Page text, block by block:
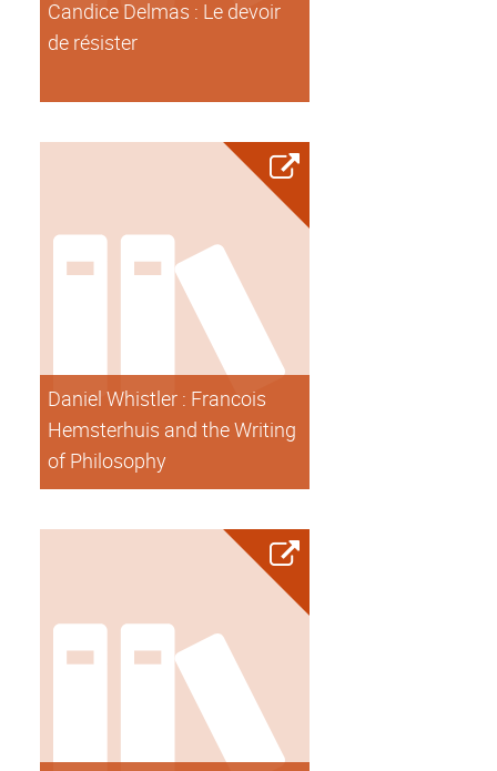
Candice Delmas : Le devoir
de résister
Daniel Whistler : Francois
Hemsterhuis and the Writing
of Philosophy